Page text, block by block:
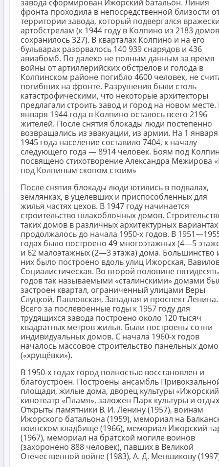
завода сформирован Ижорский батальон. Линия
фронта проходила в непосредственной близости
территории завода, который подвергался
артобстрелам (к 1944 году в Колпино из 2183 домов
сохранилось 327). В кварталах Колпино и на его
бульварах разорвалось 140 939 снарядов и 436
авиабомб. По далеко не полным данным за время
войны от артиллерийских обстрелов и голода в
Колпинском районе погибло 4600 человек, не
погибших на фронте. Разрушения были столь
катастрофическими, что некоторые архитекторы
предлагали строить завод и город на новом месте.
января 1944 года в Колпино осталось всего 2196
жителей. После снятия блокады люди постепенно
возвращались из эвакуации, из армии. На 1 января
1945 года население составило 7404, к началу
следующего года — 8914 человек. Боям под
посвящено стихотворение Александра Межирова
под Колпиным скопом стоим»
После снятия блокады люди ютились в подвалах,
землянках, в уцелевших и приспособленных для
жилья частях цехов. В 1947 году начинается
строительство шлакоблочных домов.
таких домов в различных архитектурных вариантах
продолжалось до начала 1950-х годов. В
годах было построено 49 многоэтажных (4—5
и 62 малоэтажных (2—3 этажа) дома. Большинство
них было построено вдоль улиц Ижорская,
Социалистическая. Во второй половине
годов так называемыми «сталинскими» домами
застроен квартал, ограниченный улицами Веры
Слуцкой, Павловская, Западная и проспект Ленина.
Всего за послевоенные годы к 1957 году для
трудящихся завода построено около 120 тысяч
квадратных метров жилья. Были построены сотни
индивидуальных домов. С начала 1960-х годов
началось массовое строительство панельных
(«хрущёвки»).
В 1950-х годах город полностью восстановлен и
благоустроен. Построены ансамбль
площади, жилые дома, дворец культуры
кинотеатр «Пламя», заложен Парк культуры и
Открыты памятники В. И. Ленину (1957), воинам
Ижорского батальона (1959), мемориал на
воинском кладбище (1966), мемориал Ижорский
(1967), мемориал на братской могиле воинов
(захоронено 888 человек), павших в Великой
Отечественной войне (1983), А. Д. Меншикову